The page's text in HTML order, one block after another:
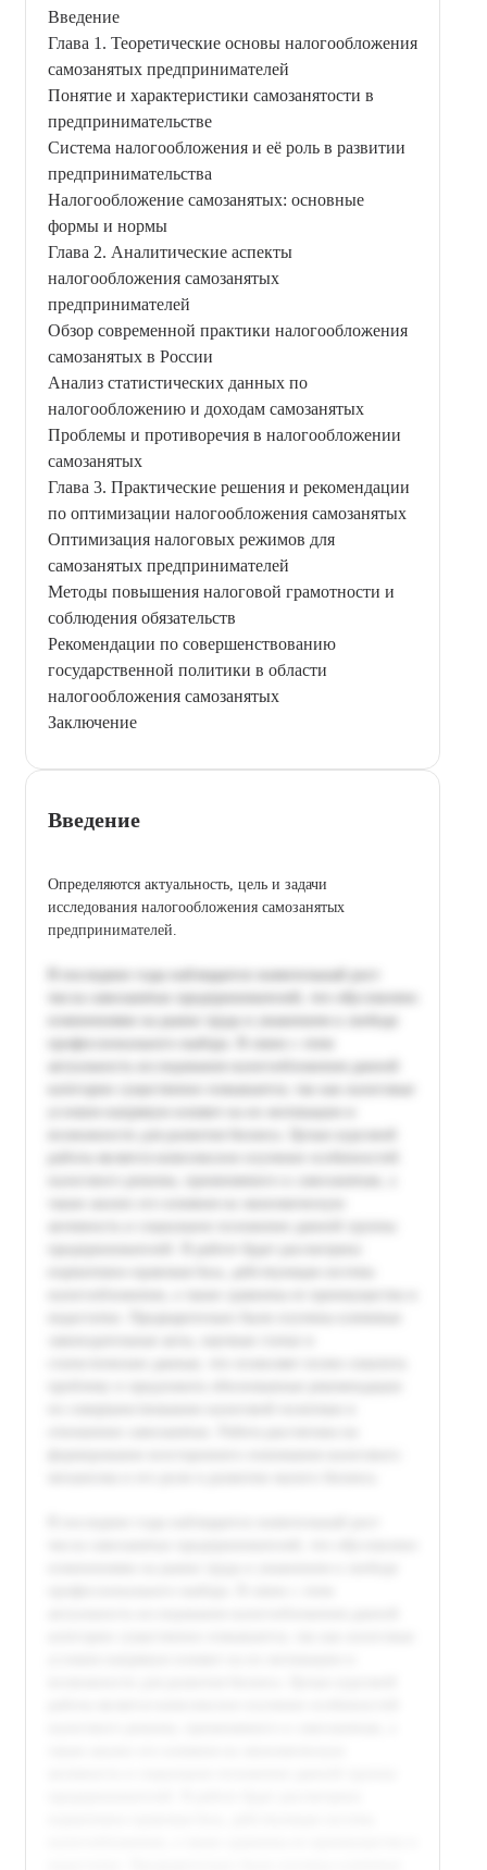
Введение
Глава 1. Теоретические основы налогообложения
самозанятых предпринимателей
Понятие и характеристики самозанятости в
предпринимательстве
Система налогообложения и её роль в развитии
предпринимательства
Налогообложение самозанятых: основные
формы и нормы
Глава 2. Аналитические аспекты
налогообложения самозанятых
предпринимателей
Обзор современной практики налогообложения
самозанятых в России
Анализ статистических данных по
налогообложению и доходам самозанятых
Проблемы и противоречия в налогообложении
самозанятых
Глава 3. Практические решения и рекомендации
по оптимизации налогообложения самозанятых
Оптимизация налоговых режимов для
самозанятых предпринимателей
Методы повышения налоговой грамотности и
соблюдения обязательств
Рекомендации по совершенствованию
государственной политики в области
налогообложения самозанятых
Заключение
Введение
Определяются актуальность, цель и задачи
исследования налогообложения самозанятых
предпринимателей.